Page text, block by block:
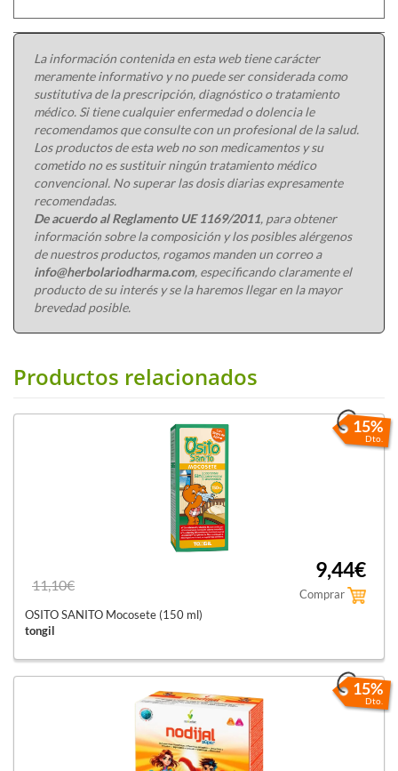
La información contenida en esta web tiene carácter
meramente informativo y no puede ser considerada como
sustitutiva de la prescripción, diagnóstico o tratamiento
médico. Si tiene cualquier enfermedad o dolencia le
recomendamos que consulte con un profesional de la salud.
Los productos de esta web no son medicamentos y su
cometido no es sustituir ningún tratamiento médico
convencional. No superar las dosis diarias expresamente
recomendadas.
De acuerdo al Reglamento UE 1169/2011, para obtener
información sobre la composición y los posibles alérgenos
de nuestros productos, rogamos manden un correo a
info@herbolariodharma.com, especificando claramente el
producto de su interés y se la haremos llegar en la mayor
brevedad posible.
Productos relacionados
15%
Dto.
11,10€
9,44€
Comprar
OSITO SANITO Mocosete (150 ml)
tongil
15%
Dto.